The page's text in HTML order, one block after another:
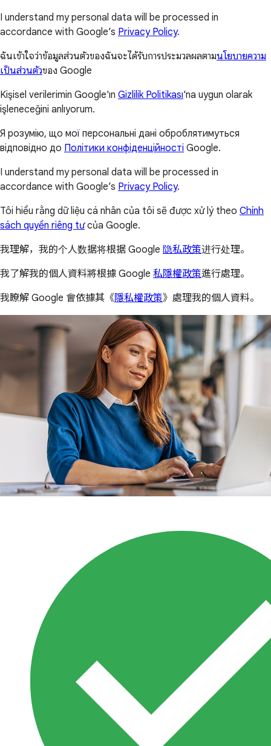
I understand my personal data will be processed in
accordance with Google’s Privacy Policy.
ฉันเข้าใจว่าข้อมูลส่วนตัวของฉันจะได้รับการประมวลผลตามนโยบายความ
เป็นส่วนตัวของ Google
Kişisel verilerimin Google'ın Gizlilik Politikası'na uygun olarak
işleneceğini anlıyorum.
Я розумію, що мої персональні дані оброблятимуться
відповідно до Політики конфіденційності Google.
I understand my personal data will be processed in
accordance with Google’s Privacy Policy.
Tôi hiểu rằng dữ liệu cá nhân của tôi sẽ được xử lý theo Chính
sách quyền riêng tưcủa Google.
我理解，我的个人数据将根据 Google 隐私政策进行处理。
我了解我的個人資料將根據 Google 私隱權政策進行處理。
我瞭解 Google 會依據其《隱私權政策》處理我的個人資料。